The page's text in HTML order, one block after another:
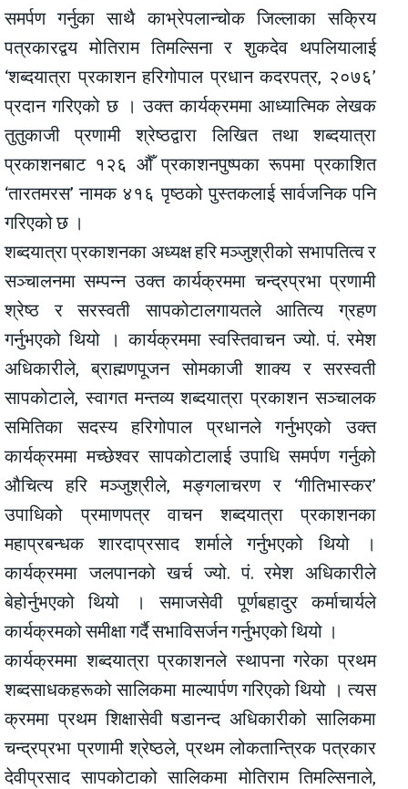
समर्पण गर्नुका साथै काभ्रेपलान्चोक जिल्लाका सक्रिय
पत्रकारद्वय मोतिराम तिमल्सिना र शुकदेव थपलियालाई
‘शब्दयात्रा प्रकाशन हरिगोपाल प्रधान कदरपत्र, २०७६’
प्रदान गरिएको छ । उक्त कार्यक्रममा आध्यात्मिक लेखक
तुतुकाजी प्रणामी श्रेष्ठद्वारा लिखित तथा शब्दयात्रा
प्रकाशनबाट १२६ औँ प्रकाशनपुष्पका रूपमा प्रकाशित
‘तारतमरस’ नामक ४१६ पृष्ठको पुस्तकलाई सार्वजनिक पनि
गरिएको छ ।
शब्दयात्रा प्रकाशनका अध्यक्ष हरि मञ्जुश्रीको सभापतित्व र
सञ्चालनमा सम्पन्न उक्त कार्यक्रममा चन्द्रप्रभा प्रणामी
श्रेष्ठ र सरस्वती सापकोटालगायतले आतित्य ग्रहण
गर्नुभएको थियो । कार्यक्रममा स्वस्तिवाचन ज्यो. पं. रमेश
अधिकारीले, ब्राह्मणपूजन सोमकाजी शाक्य र सरस्वती
सापकोटाले, स्वागत मन्तव्य शब्दयात्रा प्रकाशन सञ्चालक
समितिका सदस्य हरिगोपाल प्रधानले गर्नुभएको उक्त
कार्यक्रममा मच्छेश्वर सापकोटालाई उपाधि समर्पण गर्नुको
औचित्य हरि मञ्जुश्रीले, मङ्गलाचरण र ‘गीतिभास्कर’
उपाधिको प्रमाणपत्र वाचन शब्दयात्रा प्रकाशनका
महाप्रबन्धक शारदाप्रसाद शर्माले गर्नुभएको थियो ।
कार्यक्रममा जलपानको खर्च ज्यो. पं. रमेश अधिकारीले
बेहोर्नुभएको थियो । समाजसेवी पूर्णबहादुर कर्माचार्यले
कार्यक्रमको समीक्षा गर्दै सभाविसर्जन गर्नुभएको थियो ।
कार्यक्रममा शब्दयात्रा प्रकाशनले स्थापना गरेका प्रथम
शब्दसाधकहरूको सालिकमा माल्यार्पण गरिएको थियो । त्यस
क्रममा प्रथम शिक्षासेवी षडानन्द अधिकारीको सालिकमा
चन्द्रप्रभा प्रणामी श्रेष्ठले, प्रथम लोकतान्त्रिक पत्रकार
देवीप्रसाद सापकोटाको सालिकमा मोतिराम तिमल्सिनाले,